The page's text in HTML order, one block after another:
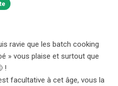
ravie que les batch cooking
» vous plaise et surtout que
!
facultative à cet âge, vous la